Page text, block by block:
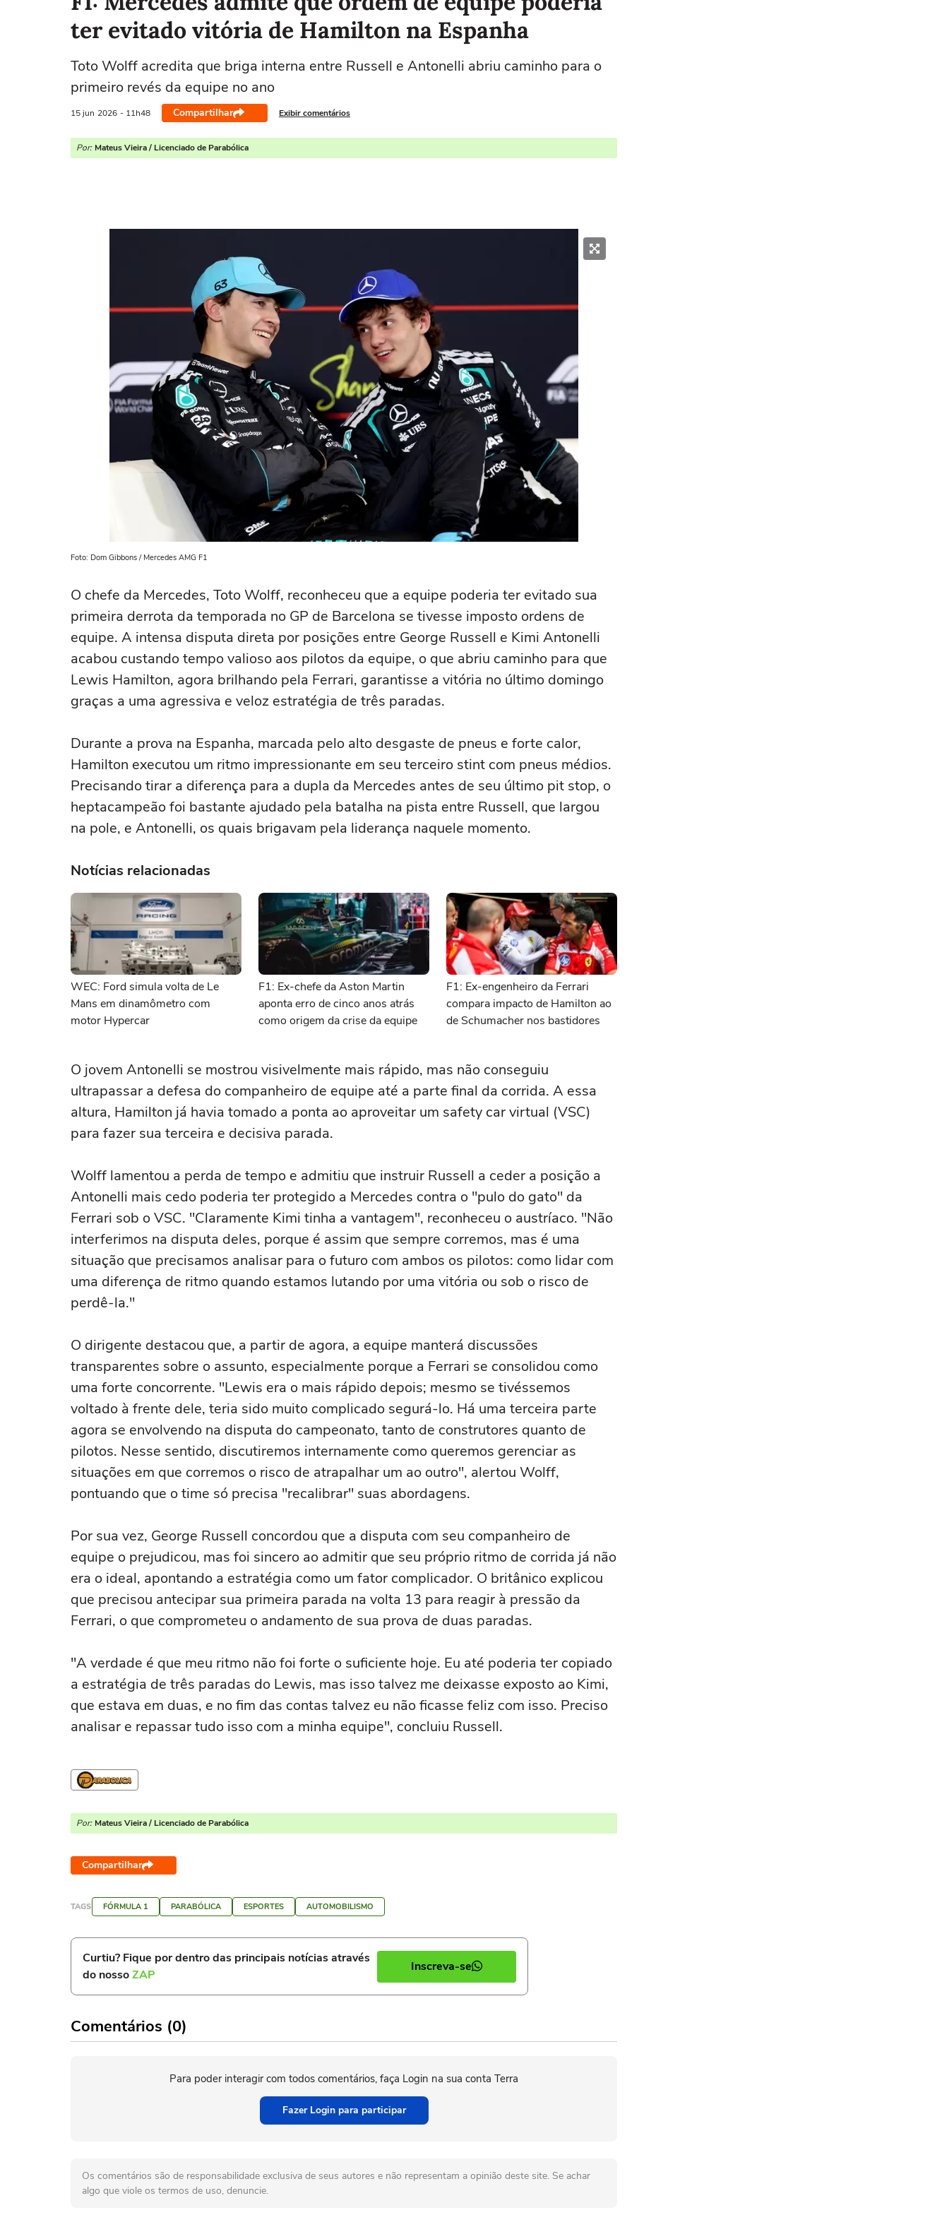
ter evitado vitória de Hamilton na Espanha
Toto Wolff acredita que briga interna entre Russell e Antonelli abriu caminho para o
primeiro revés da equipe no ano
15 jun 2026 - 11h48 Compartilhar Exibir comentários
Por: Mateus Vieira / Licenciado de Parabólica
Foto: Dom Gibbons / Mercedes AMG F1
O chefe da Mercedes, Toto Wolff, reconheceu que a equipe poderia ter evitado sua
primeira derrota da temporada no GP de Barcelona se tivesse imposto ordens de
equipe. A intensa disputa direta por posições entre George Russell e Kimi Antonelli
acabou custando tempo valioso aos pilotos da equipe, o que abriu caminho para que
Lewis Hamilton, agora brilhando pela Ferrari, garantisse a vitória no último domingo
graças a uma agressiva e veloz estratégia de três paradas.
Durante a prova na Espanha, marcada pelo alto desgaste de pneus e forte calor,
Hamilton executou um ritmo impressionante em seu terceiro stint com pneus médios.
Precisando tirar a diferença para a dupla da Mercedes antes de seu último pit stop, o
heptacampeão foi bastante ajudado pela batalha na pista entre Russell, que largou
na pole, e Antonelli, os quais brigavam pela liderança naquele momento.
Notícias relacionadas
WEC: Ford simula volta de Le
Mans em dinamômetro com
motor Hypercar
F1: Ex-chefe da Aston Martin
aponta erro de cinco anos atrás
como origem da crise da equipe
F1: Ex-engenheiro da Ferrari
compara impacto de Hamilton ao
de Schumacher nos bastidores
O jovem Antonelli se mostrou visivelmente mais rápido, mas não conseguiu
ultrapassar a defesa do companheiro de equipe até a parte final da corrida. A essa
altura, Hamilton já havia tomado a ponta ao aproveitar um safety car virtual (VSC)
para fazer sua terceira e decisiva parada.
Wolff lamentou a perda de tempo e admitiu que instruir Russell a ceder a posição a
Antonelli mais cedo poderia ter protegido a Mercedes contra o "pulo do gato" da
Ferrari sob o VSC. "Claramente Kimi tinha a vantagem", reconheceu o austríaco. "Não
interferimos na disputa deles, porque é assim que sempre corremos, mas é uma
situação que precisamos analisar para o futuro com ambos os pilotos: como lidar com
uma diferença de ritmo quando estamos lutando por uma vitória ou sob o risco de
perdê-la."
O dirigente destacou que, a partir de agora, a equipe manterá discussões
transparentes sobre o assunto, especialmente porque a Ferrari se consolidou como
uma forte concorrente. "Lewis era o mais rápido depois; mesmo se tivéssemos
voltado à frente dele, teria sido muito complicado segurá-lo. Há uma terceira parte
agora se envolvendo na disputa do campeonato, tanto de construtores quanto de
pilotos. Nesse sentido, discutiremos internamente como queremos gerenciar as
situações em que corremos o risco de atrapalhar um ao outro", alertou Wolff,
pontuando que o time só precisa "recalibrar" suas abordagens.
Por sua vez, George Russell concordou que a disputa com seu companheiro de
equipe o prejudicou, mas foi sincero ao admitir que seu próprio ritmo de corrida já não
era o ideal, apontando a estratégia como um fator complicador. O britânico explicou
que precisou antecipar sua primeira parada na volta 13 para reagir à pressão da
Ferrari, o que comprometeu o andamento de sua prova de duas paradas.
"A verdade é que meu ritmo não foi forte o suficiente hoje. Eu até poderia ter copiado
a estratégia de três paradas do Lewis, mas isso talvez me deixasse exposto ao Kimi,
que estava em duas, e no fim das contas talvez eu não ficasse feliz com isso. Preciso
analisar e repassar tudo isso com a minha equipe", concluiu Russell.
Por: Mateus Vieira / Licenciado de Parabólica
Compartilhar
TAGS FÓRMULA 1 PARABÓLICA ESPORTES AUTOMOBILISMO
Curtiu? Fique por dentro das principais notícias através
do nossoZAP
Inscreva-se
Comentários (0)
Para poder interagir com todos comentários, faça Login na sua conta Terra
Fazer Login para participar
Os comentários são de responsabilidade exclusiva de seus autores e não representam a opinião deste site. Se achar
algo que viole os termos de uso, denuncie.